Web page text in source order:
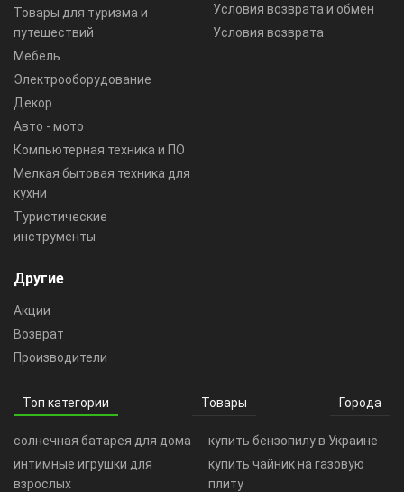
Товары для туризма и
путешествий
Мебель
Электрооборудование
Декор
Авто - мото
Компьютерная техника и ПО
Мелкая бытовая техника для
кухни
Туристические
инструменты
Условия возврата и обмен
Условия возврата
Другие
Акции
Возврат
Производители
Топ категории Товары Города
солнечная батарея для дома
интимные игрушки для
взрослых
купить бензопилу в Украине
купить чайник на газовую
плиту